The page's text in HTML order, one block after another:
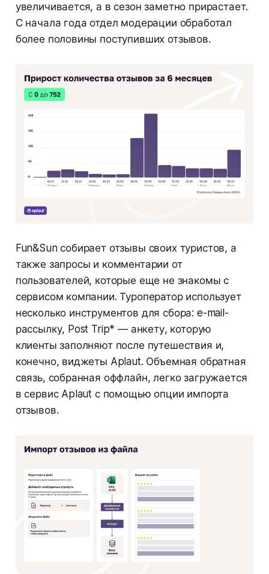
увеличивается, а в сезон заметно прирастает.
С начала года отдел модерации обработал
более половины поступивших отзывов.
Fun&Sun собирает отзывы своих туристов, а
также запросы и комментарии от
пользователей, которые еще не знакомы с
сервисом компании. Туроператор использует
несколько инструментов для сбора: e-mail-
рассылку, Post Trip* — анкету, которую
клиенты заполняют после путешествия и,
конечно, виджеты Aplaut. Объемная обратная
связь, собранная оффлайн, легко загружается
в сервис Aplaut с помощью опции импорта
отзывов.